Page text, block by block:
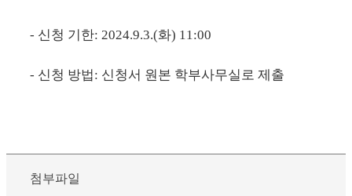
- 신청 기한: 2024.9.3.(화) 11:00
- 신청 방법: 신청서 원본 학부사무실로 제출
첨부파일